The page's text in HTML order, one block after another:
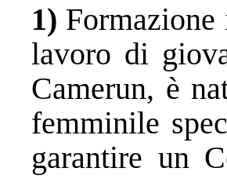
1)
lavoro di
Camerun, è
femminile
garantire un